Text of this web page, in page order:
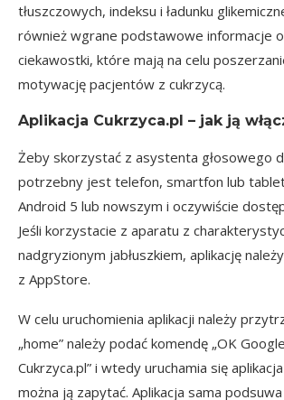
tłuszczowych, indeksu i ładunku
również wgrane podstawowe informacje
ciekawostki, które mają na celu
motywację pacjentów z cukrzycą.
Aplikacja Cukrzyca.pl – jak ją
Żeby skorzystać z asystenta głosowego
potrzebny jest telefon, smartfon lub
Android 5 lub nowszym i oczywiście
Jeśli korzystacie z aparatu z
nadgryzionym jabłuszkiem, aplikację
z AppStore.
W celu uruchomienia aplikacji należy
„home” należy podać komendę „OK
Cukrzyca.pl” i wtedy uruchamia się
można ją zapytać. Aplikacja sama